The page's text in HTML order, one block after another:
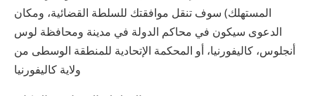
المستهلك) سوف تنقل موافقتك للسلطة القضائية، ومكان
الدعوى سيكون في محاكم الدولة في مدينة ومحافظة لوس
أنجلوس، كاليفورنيا، أو المحكمة الإتحادية للمنطقة الوسطى من
ولاية كاليفورنيا